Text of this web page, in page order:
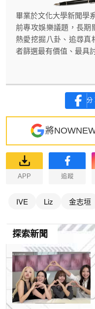
畢業於文化大學新聞學
前專攻娛樂議題，長期
熱愛挖掘八卦、追尋真
者篩選最有價值、最具
分
將
APP 追蹤
IVE Liz 金志垣
探索新聞